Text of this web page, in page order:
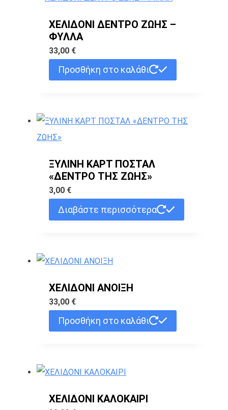
ΧΕΛΙΔΟΝΙ ΔΕΝΤΡΟ ΖΩΗΣ –
ΦΥΛΛΑ
33,00 €
Προσθήκη στο καλάθι
ΞΥΛΙΝΗ ΚΑΡΤ ΠΟΣΤΑΛ
«ΔΕΝΤΡΟ ΤΗΣ ΖΩΗΣ»
3,00 €
Διαβάστε περισσότερα
ΧΕΛΙΔΟΝΙ ΑΝΟΙΞΗ
33,00 €
Προσθήκη στο καλάθι
ΧΕΛΙΔΟΝΙ ΚΑΛΟΚΑΙΡΙ